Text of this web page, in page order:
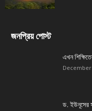
জনপ্রিয় পোস্ট
এখন
December
ড. ইউনূসের